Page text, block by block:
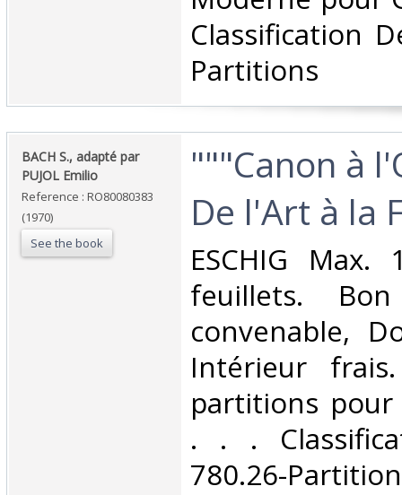
Classification
Partitions‎
‎BACH S., adapté par
PUJOL Emilio‎
Reference : RO80080383
(1970)
See the book
‎"""Canon à
De l'Art à la
‎ESCHIG Max.
feuillets.
convenable,
Intérieur
partitions pour
. . .
780.26-